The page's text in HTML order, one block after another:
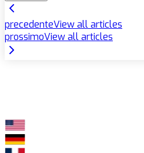
precedenteView all articles
prossimoView all articles